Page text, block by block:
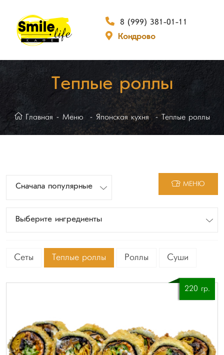
8 (999) 381-01-11
Кондрово
Теплые роллы
Главная Меню Японская кухня Теплые роллы
Сначала популярные
Выберите ингредиенты
МЕНЮ
Сеты Теплые роллы Роллы Суши
220 гр.